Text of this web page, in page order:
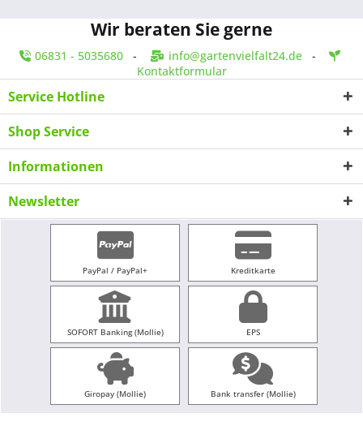
Wir beraten Sie gerne
06831 - 5035680- info@gartenvielfalt24.de-
Kontaktformular
Service Hotline
Shop Service
Informationen
Newsletter
PayPal / PayPal+ Kreditkarte
SOFORT Banking (Mollie) EPS
Giropay (Mollie) Bank transfer (Mollie)